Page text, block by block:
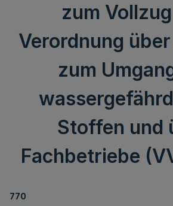
zum
Verordnung
zum
Stoffen und
Fachbetriebe
770